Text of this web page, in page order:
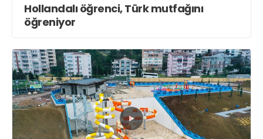
Hollandalı öğrenci, Türk mutfağını
öğreniyor